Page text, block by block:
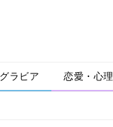
グラビア 恋愛・心理